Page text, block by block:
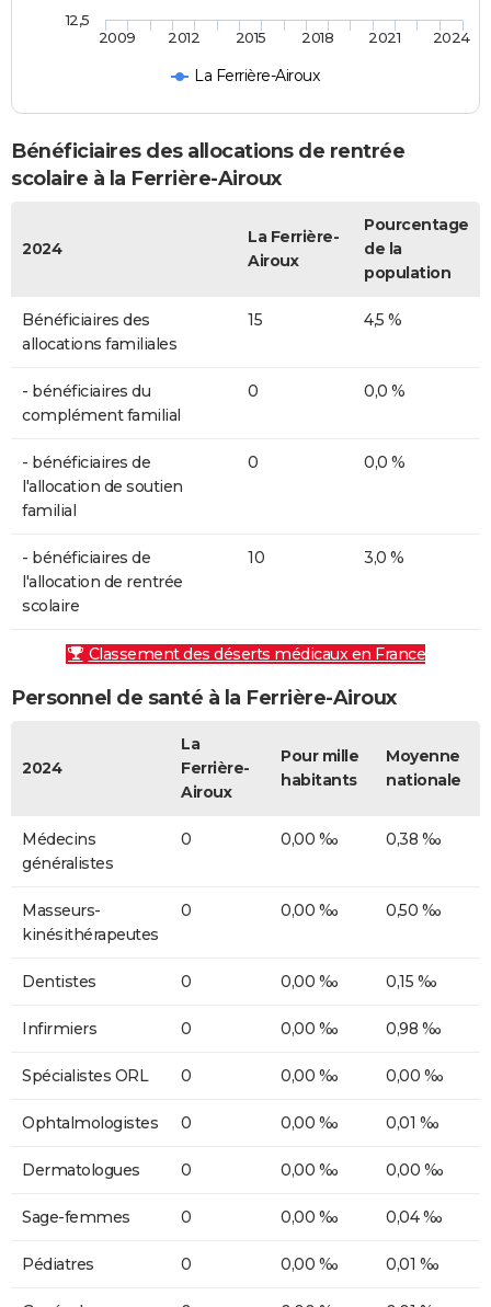
La Ferrière-Airoux
2009 2012 2015 2018 2021 2024
12,5
Bénéficiaires des allocations de rentrée
scolaire à la Ferrière-Airoux
2024
La Ferrière-
Airoux
Pourcentage
de la
population
Bénéficiaires des
allocations familiales
15 4,5 %
- bénéficiaires du
complément familial
0 0,0 %
- bénéficiaires de
l'allocation de soutien
familial
0 0,0 %
- bénéficiaires de
l'allocation de rentrée
scolaire
10 3,0 %
Classement des déserts médicaux en France
Personnel de santé à la Ferrière-Airoux
2024
La
Ferrière-
Airoux
Pour mille
habitants
Moyenne
nationale
Médecins
généralistes
0 0,00 ‰ 0,38 ‰
Masseurs-
kinésithérapeutes
0 0,00 ‰ 0,50 ‰
Dentistes 0 0,00 ‰ 0,15 ‰
Infirmiers 0 0,00 ‰ 0,98 ‰
Spécialistes ORL 0 0,00 ‰ 0,00 ‰
Ophtalmologistes 0 0,00 ‰ 0,01 ‰
Dermatologues 0 0,00 ‰ 0,00 ‰
Sage-femmes 0 0,00 ‰ 0,04 ‰
Pédiatres 0 0,00 ‰ 0,01 ‰